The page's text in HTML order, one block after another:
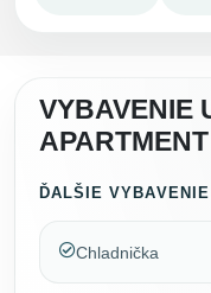
VYBAVENIE
ĎALŠIE VYBAVENIE
Chladnička